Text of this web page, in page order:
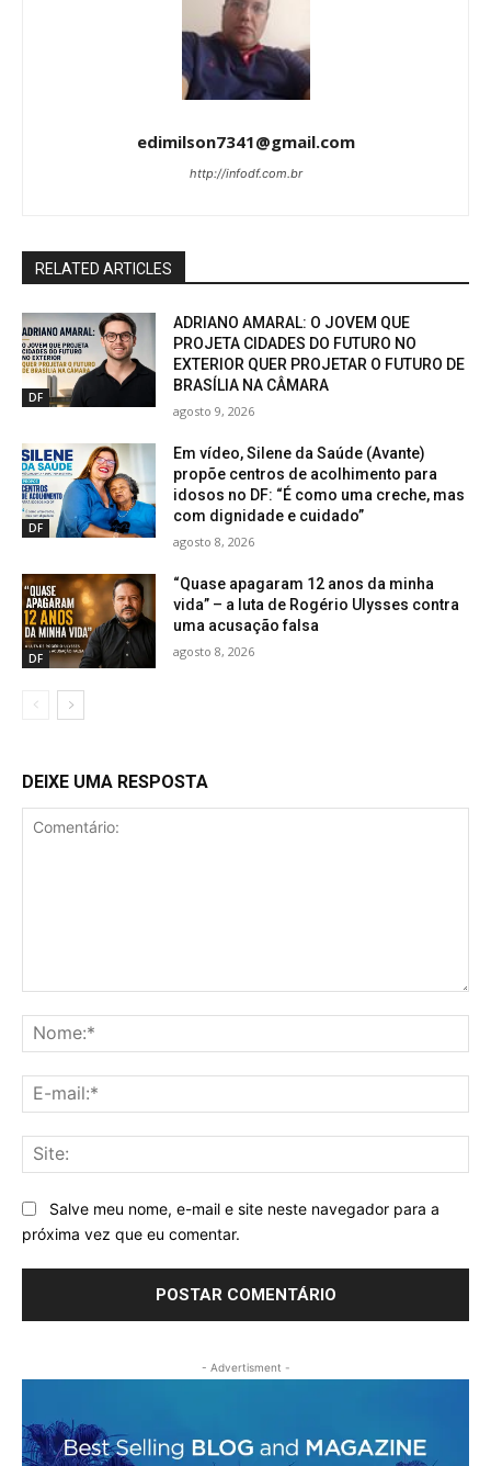
edimilson7341@gmail.com
http://infodf.com.br
RELATED ARTICLES
DF
ADRIANO AMARAL: O JOVEM QUE
PROJETA CIDADES DO FUTURO NO
EXTERIOR QUER PROJETAR O FUTURO DE
BRASÍLIA NA CÂMARA
agosto 9, 2026
DF
Em vídeo, Silene da Saúde (Avante)
propõe centros de acolhimento para
idosos no DF: “É como uma creche, mas
com dignidade e cuidado”
agosto 8, 2026
DF
“Quase apagaram 12 anos da minha
vida” – a luta de Rogério Ulysses contra
uma acusação falsa
agosto 8, 2026
DEIXE UMA RESPOSTA
Salve meu nome, e-mail e site neste navegador para a
próxima vez que eu comentar.
- Advertisment -